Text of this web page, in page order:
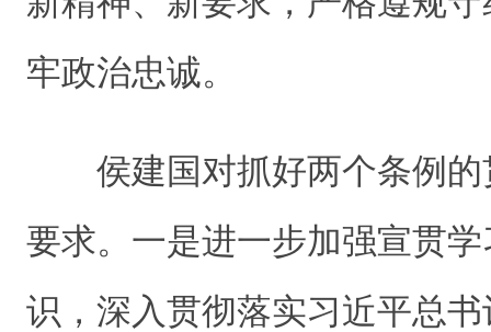
牢政治忠诚。
侯建国对抓好两个条例
要求。一是进一步加强宣贯
识，深入贯彻落实习近平总